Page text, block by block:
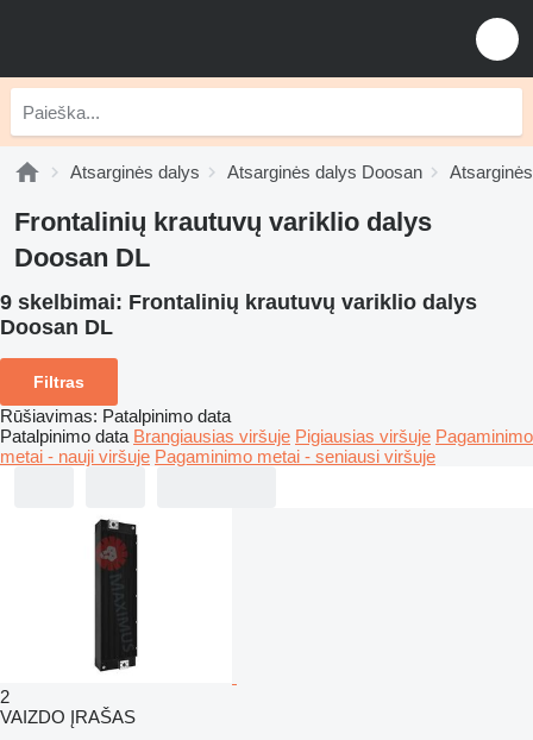
Atsarginės dalys Atsarginės dalys Doosan
Frontalinių krautuvų variklio dalys
Doosan DL
9 skelbimai: Frontalinių krautuvų variklio dalys
Doosan DL
Filtras
Rūšiavimas: Patalpinimo data
Patalpinimo data Brangiausias viršuje Pigiausias viršuje Pagaminimo
metai - nauji viršuje Pagaminimo metai - seniausi viršuje
2
VAIZDO ĮRAŠAS